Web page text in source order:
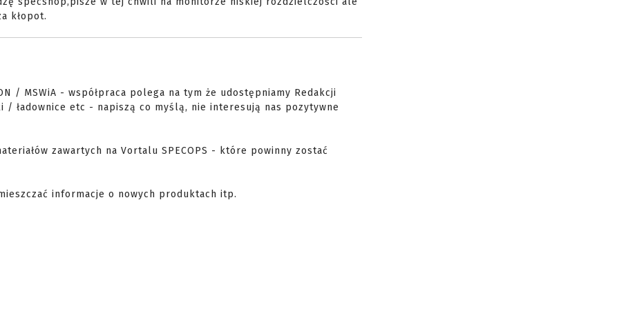
kłopot.
/ MSWiA - współpraca polega na tym że udostępniamy Redakcji
/ ładownice etc - napiszą co myślą, nie interesują nas pozytywne
zawartych na Vortalu SPECOPS - które powinny zostać
informacje o nowych produktach itp.